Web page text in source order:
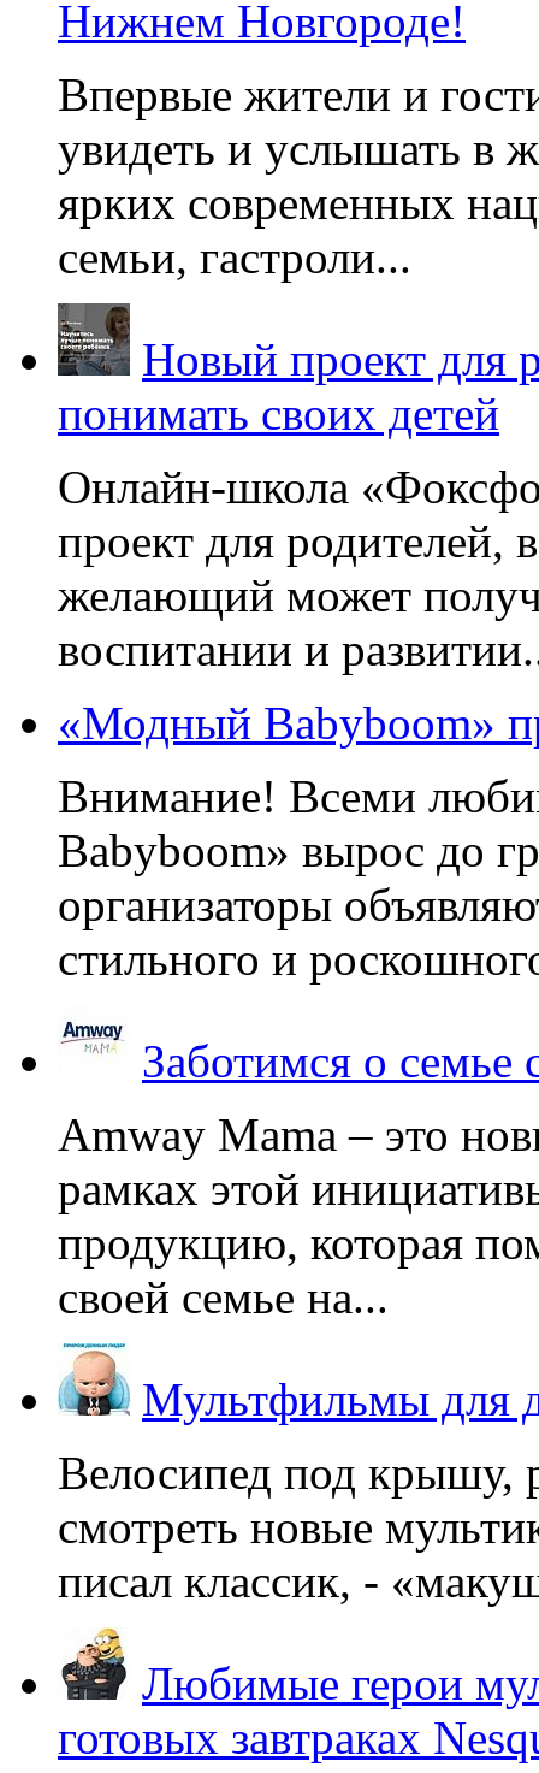
Нижнем Новгороде!
Впервые жители и
увидеть и услышать в
ярких современных
семьи, гастроли...
Новый проект для
понимать своих детей
Онлайн-школа
проект для родителей,
желающий может
воспитании и
«Модный Babyboom»
Внимание! Всеми
Babyboom» вырос до
организаторы
стильного и
Заботимся о
Amway Mama – это
рамках этой
продукцию, которая
своей семье на...
Мультфильмы для
Велосипед под крышу,
смотреть новые
писал классик, -
Любимые герои
готовых завтраках